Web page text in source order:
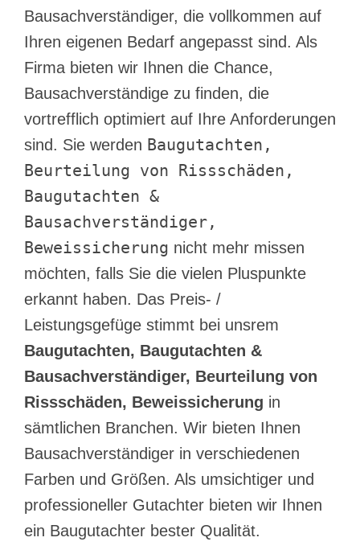
Bausachverständiger, die vollkommen auf
Ihren eigenen Bedarf angepasst sind. Als
Firma bieten wir Ihnen die Chance,
Bausachverständige zu finden, die
vortrefflich optimiert auf Ihre Anforderungen
sind. Sie werden Baugutachten,
Beurteilung von Rissschäden,
Baugutachten &
Bausachverständiger,
Beweissicherung nicht mehr missen
möchten, falls Sie die vielen Pluspunkte
erkannt haben. Das Preis- /
Leistungsgefüge stimmt bei unsrem
Baugutachten, Baugutachten &
Bausachverständiger, Beurteilung von
Rissschäden, Beweissicherung in
sämtlichen Branchen. Wir bieten Ihnen
Bausachverständiger in verschiedenen
Farben und Größen. Als umsichtiger und
professioneller Gutachter bieten wir Ihnen
ein Baugutachter bester Qualität.